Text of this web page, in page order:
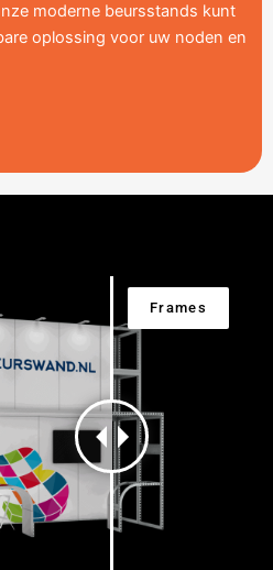
moderne beursstands kunt
oplossing voor uw noden en